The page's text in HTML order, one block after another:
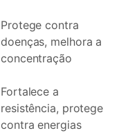
Protege contra
doenças, melhora a
concentração
Fortalece a
resistência, protege
contra energias